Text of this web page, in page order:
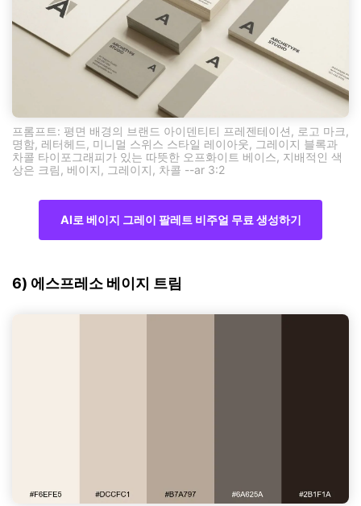
프롬프트: 평면 배경의 브랜드 아이덴티티 프레젠테이션, 로고 마크,
명함, 레터헤드, 미니멀 스위스 스타일 레이아웃, 그레이지 블록과
차콜 타이포그래피가 있는 따뜻한 오프화이트 베이스, 지배적인 색
상은 크림, 베이지, 그레이지, 차콜 --ar 3:2
AI로 베이지 그레이 팔레트 비주얼 무료 생성하기
6) 에스프레소 베이지 트림